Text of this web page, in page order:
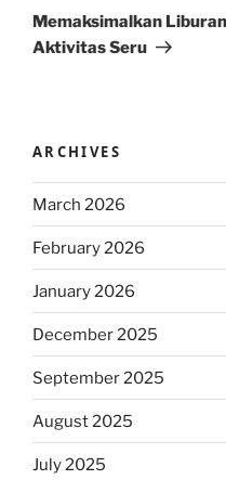
Post
Memaksimalkan
Aktivitas Seru
ARCHIVES
March 2026
February 2026
January 2026
December 2025
September 2025
August 2025
July 2025